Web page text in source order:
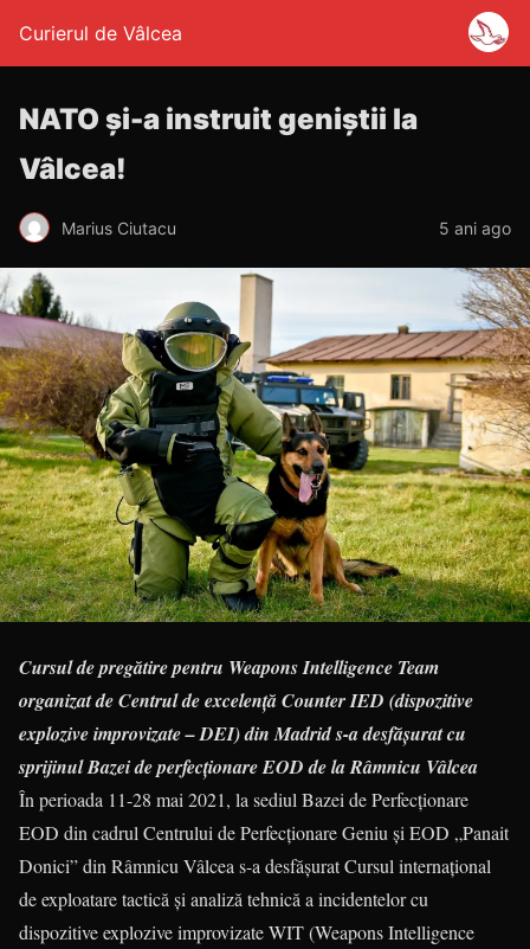
Curierul de Vâlcea
NATO și-a instruit geniștii la
Vâlcea!
Marius Ciutacu 5 ani ago
Cursul de pregătire pentru Weapons Intelligence Team
organizat de Centrul de excelență Counter IED (dispozitive
explozive improvizate – DEI) din Madrid s-a desfășurat cu
sprijinul Bazei de perfecționare EOD de la Râmnicu Vâlcea
În perioada 11-28 mai 2021, la sediul Bazei de Perfecționare
EOD din cadrul Centrului de Perfecționare Geniu și EOD „Panait
Donici” din Râmnicu Vâlcea s-a desfăşurat Cursul internațional
de exploatare tactică și analiză tehnică a incidentelor cu
dispozitive explozive improvizate WIT (Weapons Intelligence